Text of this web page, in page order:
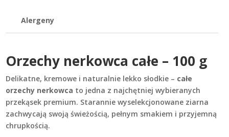
Alergeny
Orzechy nerkowca całe – 100 g
Delikatne, kremowe i naturalnie lekko słodkie – całe
orzechy nerkowca to jedna z najchętniej wybieranych
przekąsek premium. Starannie wyselekcjonowane ziarna
zachwycają swoją świeżością, pełnym smakiem i przyjemną
chrupkością.